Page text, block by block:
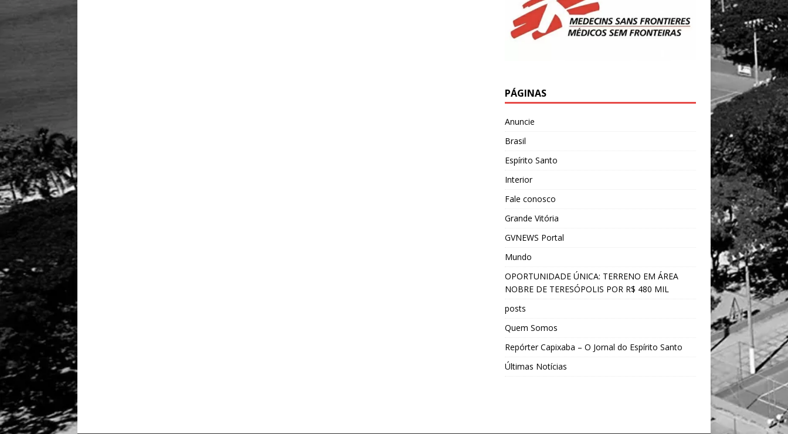
PÁGINAS
Anuncie
Brasil
Espírito Santo
Interior
Fale conosco
Grande Vitória
GVNEWS Portal
Mundo
OPORTUNIDADE ÚNICA: TERRENO EM ÁREA
NOBRE DE TERESÓPOLIS POR R$ 480 MIL
posts
Quem Somos
Repórter Capixaba – O Jornal do Espírito Santo
Últimas Notícias